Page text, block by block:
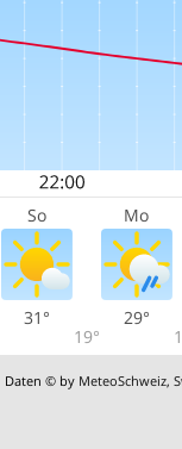
So Mo
31°
19°
29°
Daten © by MeteoSchweiz,